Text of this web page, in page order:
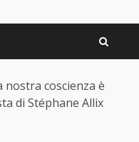
nostra coscienza è
di Stéphane Allix